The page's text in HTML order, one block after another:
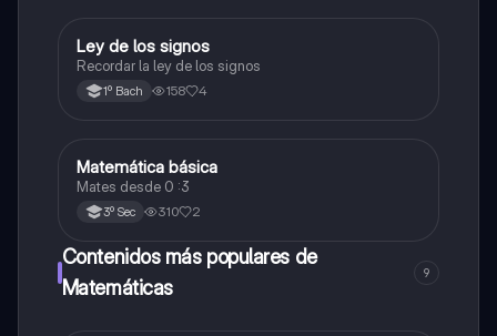
Matemáticas
Ley de los signos
Recordar la ley de los signos
1º Bach 158 4
Matemáticas
Matemática básica
Mates desde 0 :3
3º Sec 310 2
Contenidos más populares de
Matemáticas
9